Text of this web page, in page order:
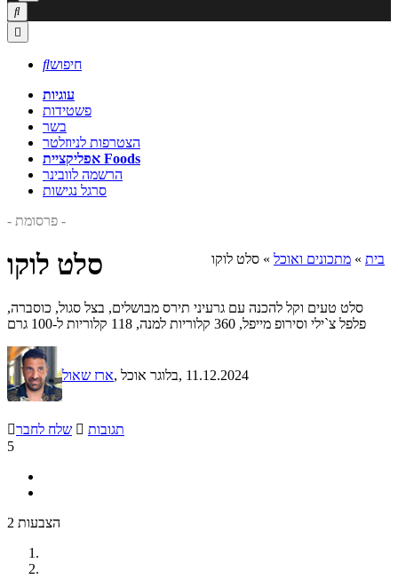


חיפוש
עוגיות
פשטידות
בשר
הצטרפות לניוזלטר
אפליקציית Foods
הרשמה לוובינר
סרגל נגישות
- פרסומת -
בית » מתכונים ואוכל » סלט לוקו סלט לוקו
סלט טעים וקל להכנה עם גרעיני תירס מבושלים, בצל סגול, כוסברה,
פלפל צ`ילי וסירופ מייפל, 360 קלוריות למנה, 118 קלוריות ל-100 גרם
ארז שאול , בלוגר אוכל, 11.12.2024
שלח לחבר  תגובות
5
2 הצבעות